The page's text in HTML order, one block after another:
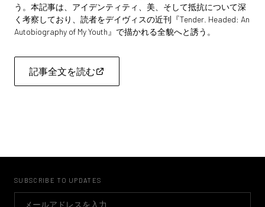
う。本記事は、アイデンティティ、美、そして抵抗について深
く考察しており、読者をデイヴィスの近刊『Tender. Headed: An
Autobiography of My Youth』で描かれる全貌へと誘う。
記事全文を読む
SUBSCRIBE TO UPDATES